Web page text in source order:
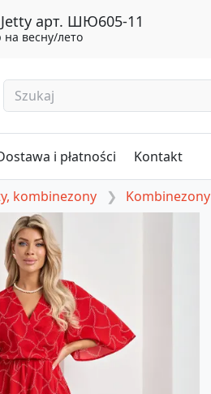
арт. ШЮ605-11
весну/лето
i płatności Kontakt
kombinezony Kombinezony